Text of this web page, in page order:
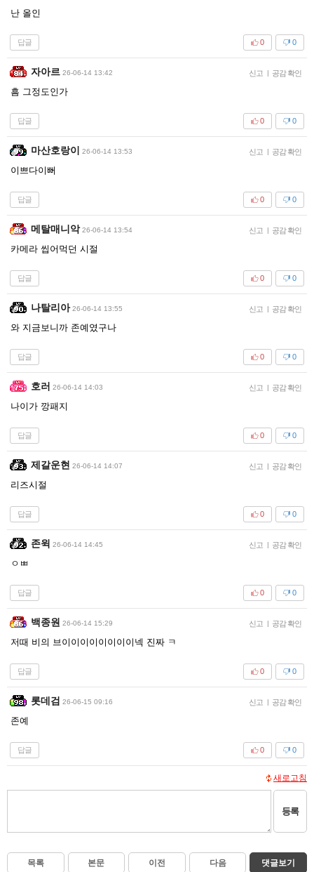
난 올인
답글 0
0
자아르 26-06-14 13:42 신고 | 공감 확인
흠 그정도인가
답글 0
0
마산호랑이 26-06-14 13:53 신고 | 공감 확인
이쁘다이뻐
답글 0
0
메탈매니악 26-06-14 13:54 신고 | 공감 확인
카메라 씹어먹던 시절
답글 0
0
나탈리아 26-06-14 13:55 신고 | 공감 확인
와 지금보니까 존예였구나
답글 0
0
호러 26-06-14 14:03 신고 | 공감 확인
나이가 깡패지
답글 0
0
제갈운현 26-06-14 14:07 신고 | 공감 확인
리즈시절
답글 0
0
존윅 26-06-14 14:45 신고 | 공감 확인
ㅇㅃ
답글 0
0
백종원 26-06-14 15:29 신고 | 공감 확인
저때 비의 브이이이이이이이이넥 진짜 ㅋ
답글 0
0
롯데검 26-06-15 09:16 신고 | 공감 확인
존예
답글 0
0
새로고침
등록
목록 본문 이전 다음 댓글보기